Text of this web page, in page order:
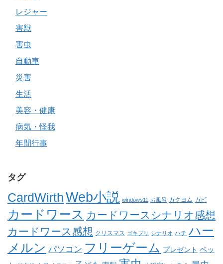
レジャー
害獣
害虫
自動車
災害
生活
美容・健康
病気・怪我
年間行事
タグ
CardWirthWeb小説 windows11 お風呂 カクヨム カビ
カードワース カードワースシナリオ感想
カードワース感想 クリスマス ゴキブリ シナリオ ハチ ハー
メルン パソコン フリーゲーム プレゼント ペッ